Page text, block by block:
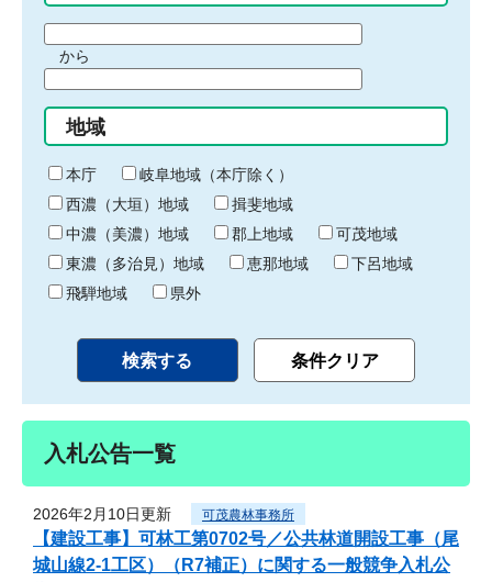
間
始
り
から
間
終
わ
り
地域
本庁
岐阜地域（本庁除く）
西濃（大垣）地域
揖斐地域
中濃（美濃）地域
郡上地域
可茂地域
東濃（多治見）地域
恵那地域
下呂地域
飛騨地域
県外
入札公告一覧
2026年2月10日更新 可茂農林事務所
【建設工事】可林工第0702号／公共林道開設工事（尾
城山線2-1工区）（R7補正）に関する一般競争入札公